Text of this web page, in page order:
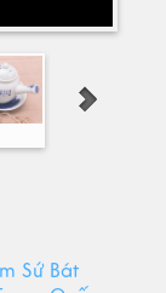
Sứ Bát